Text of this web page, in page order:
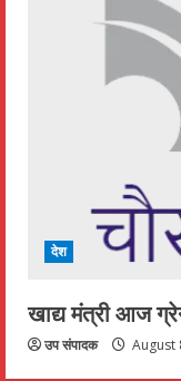
देश
खाद्य मंत्री आज
उप संपादक August